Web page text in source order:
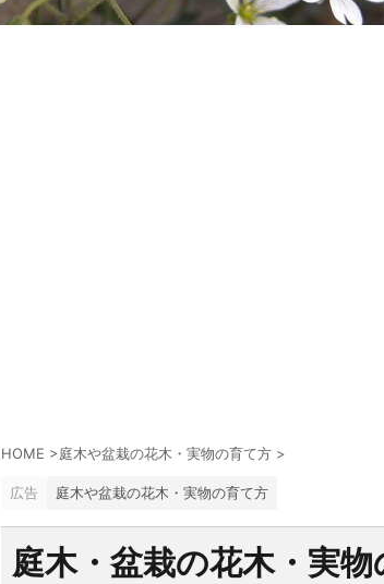
HOME >庭木や盆栽の花木・実物の育て方 >
広告 庭木や盆栽の花木・実物の育て方
庭木・盆栽の花木・実